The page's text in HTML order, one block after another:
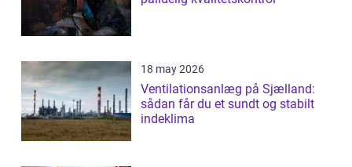
18 may 2026
Ventilationsanlæg på Sjælland:
sådan får du et sundt og stabilt
indeklima